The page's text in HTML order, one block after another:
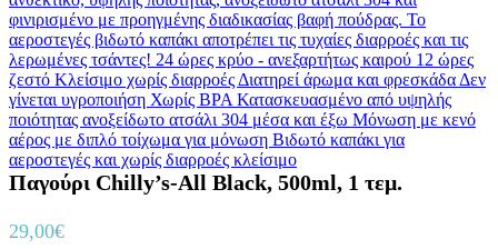
Παγούρι Chilly’s-All Black, 500ml, 1 τεμ.
29,00€